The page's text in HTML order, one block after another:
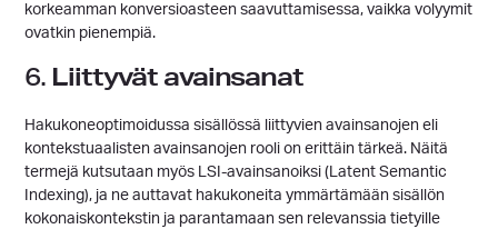
korkeamman konversioasteen saavuttamisessa, vaikka volyymit
ovatkin pienempiä.
6. Liittyvät avainsanat
Hakukoneoptimoidussa sisällössä liittyvien avainsanojen eli
kontekstuaalisten avainsanojen rooli on erittäin tärkeä. Näitä
termejä kutsutaan myös LSI-avainsanoiksi (Latent Semantic
Indexing), ja ne auttavat hakukoneita ymmärtämään sisällön
kokonaiskontekstin ja parantamaan sen relevanssia tietyille